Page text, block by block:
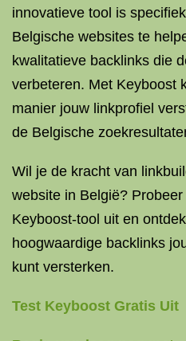
innovatieve tool is
Belgische websites te
kwalitatieve backlinks die
verbeteren. Met Keyboost
manier jouw linkprofiel
de Belgische
Wil je de kracht van
website in België?
Keyboost-tool uit en
hoogwaardige backlinks
kunt versterken.
Test Keyboost Gratis Uit